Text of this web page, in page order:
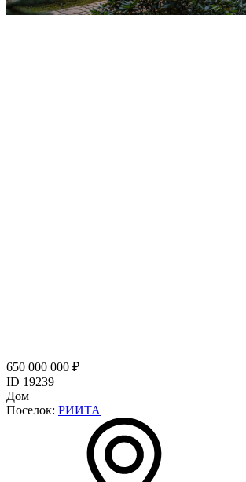
650 000 000 ₽
ID 19239
Дом
Поселок: РИИТА